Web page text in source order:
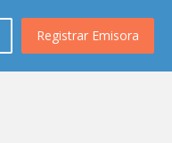
Registrar Emisora